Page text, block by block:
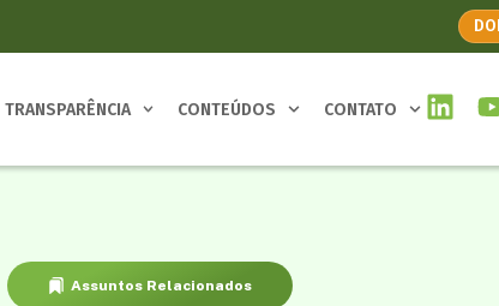
TRANSPARÊNCIA CONTEÚDOS CONTATO
Assuntos Relacionados